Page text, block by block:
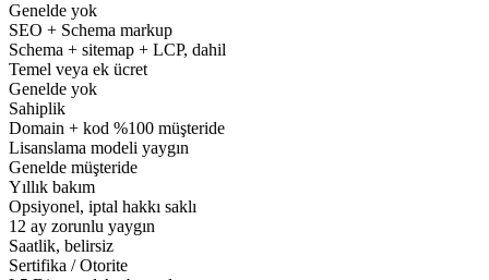
Genelde yok
SEO + Schema markup
Schema + sitemap + LCP, dahil
Temel veya ek ücret
Genelde yok
Sahiplik
Domain + kod %100 müşteride
Lisanslama modeli yaygın
Genelde müşteride
Yıllık bakım
Opsiyonel, iptal hakkı saklı
12 ay zorunlu yaygın
Saatlik, belirsiz
Sertifika / Otorite